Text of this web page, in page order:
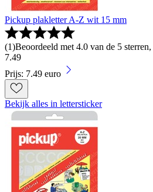
Pickup plakletter A-Z wit 15 mm
(1)Beoordeeld met 4.0 van de 5
7.49
Prijs: 7.49 euro
Bekijk alles in lettersticker